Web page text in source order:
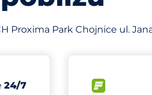
Park Chojnice ul. Jana
parkingowych:
liczba miejsc&nbsp
24/7
931 m